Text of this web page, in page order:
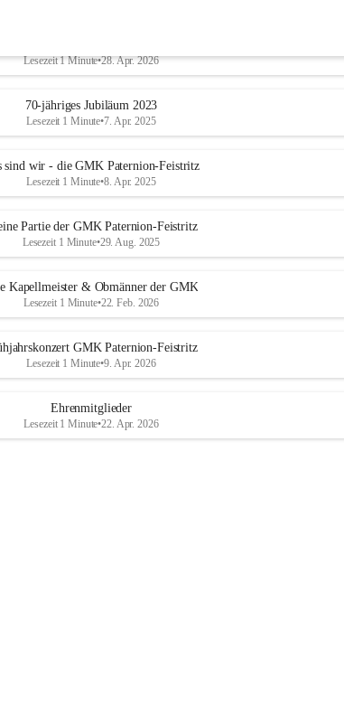
Lesezeit 1 Minute•28. Apr. 2026
70-jähriges Jubiläum 2023
Lesezeit 1 Minute•7. Apr. 2025
sind wir - die GMK Paternion-Feistritz
Lesezeit 1 Minute•8. Apr. 2025
Partie der GMK Paternion-Feistritz
Lesezeit 1 Minute•29. Aug. 2025
Kapellmeister & Obmänner der GMK
Lesezeit 1 Minute•22. Feb. 2026
GMK Paternion-Feistritz
Lesezeit 1 Minute•9. Apr. 2026
Ehrenmitglieder
Lesezeit 1 Minute•22. Apr. 2026